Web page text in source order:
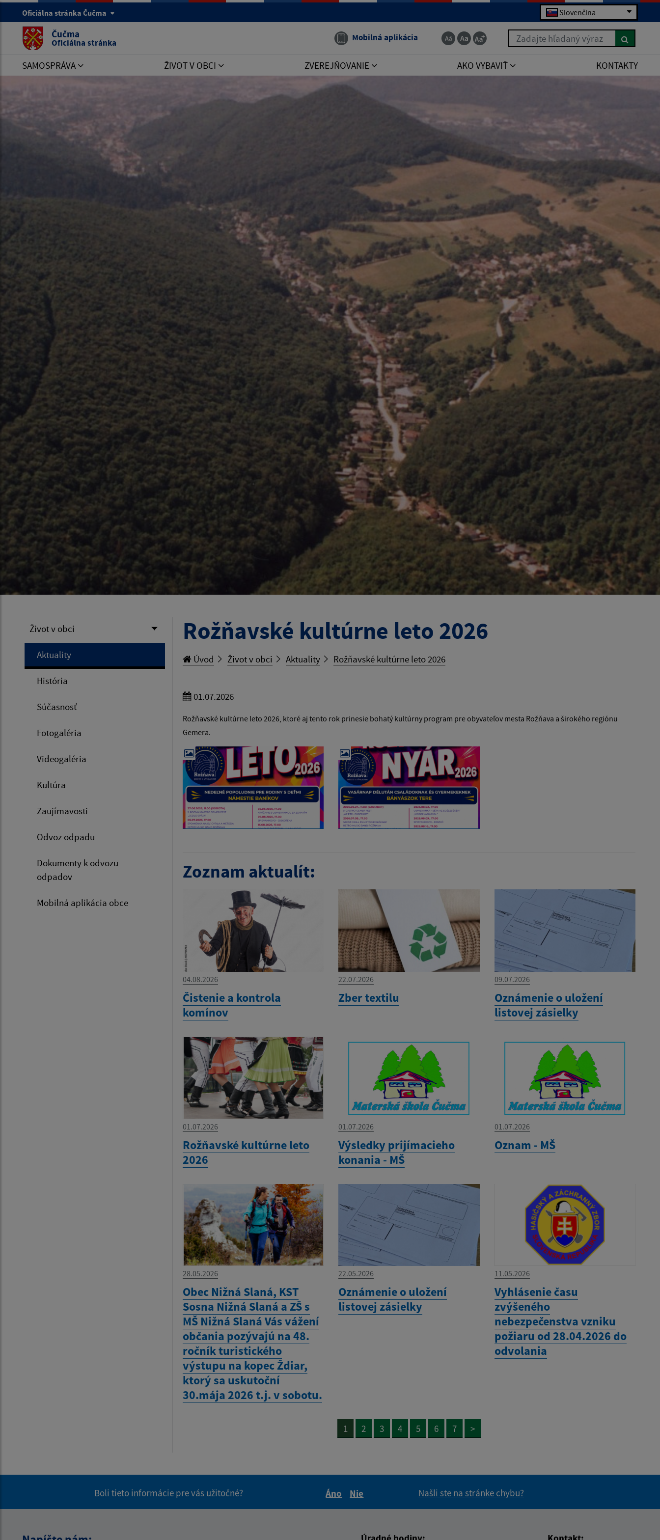
Oficiálna stránka Čučma Slovenčina
Čučma
Oficiálna stránka Mobilná aplikácia Zadajte hľadaný výraz
SAMOSPRÁVA ŽIVOT V OBCI ZVEREJŇOVANIE AKO VYBAVIŤ KONTAKTY
Život v obci
Aktuality
História
Súčasnosť
Fotogaléria
Videogaléria
Kultúra
Zaujímavosti
Odvoz odpadu
Dokumenty k odvozu
odpadov
Mobilná aplikácia obce
Rožňavské kultúrne leto 2026
Úvod Život v obci Aktuality Rožňavské kultúrne leto 2026
01.07.2026
Rožňavské kultúrne leto 2026, ktoré aj tento rok prinesie bohatý kultúrny program pre obyvateľov mesta Rožňava a širokého regiónu
Gemera.
Zoznam aktualít:
04.08.2026
Čistenie a kontrola
komínov
22.07.2026
Zber textilu
09.07.2026
Oznámenie o uložení
listovej zásielky
01.07.2026
Rožňavské kultúrne leto
2026
01.07.2026
Výsledky prijímacieho
konania - MŠ
01.07.2026
Oznam - MŠ
28.05.2026
Obec Nižná Slaná, KST
Sosna Nižná Slaná a ZŠ s
MŠ Nižná Slaná Vás vážení
občania pozývajú na 48.
ročník turistického
výstupu na kopec Ždiar,
ktorý sa uskutoční
30.mája 2026 t.j. v sobotu.
22.05.2026
Oznámenie o uložení
listovej zásielky
11.05.2026
Vyhlásenie času
zvýšeného
nebezpečenstva vzniku
požiaru od 28.04.2026 do
odvolania
1 2 3 4 5 6 7 >
Boli tieto informácie pre vás užitočné?
Áno
Nie
Našli ste na stránke chybu?